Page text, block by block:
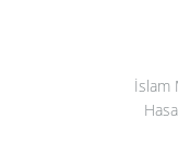
İslam